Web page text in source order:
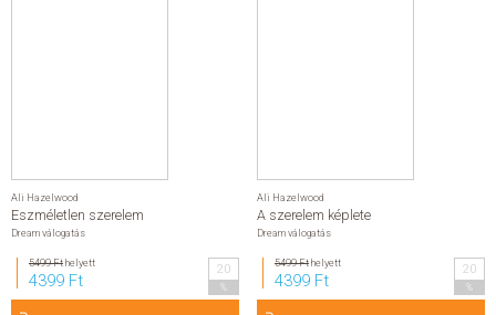
Ali Hazelwood
Eszméletlen szerelem
Dream válogatás
5499 Fthelyett
4399 Ft
20
Ali Hazelwood
A szerelem képlete
Dream válogatás
5499 Fthelyett
4399 Ft
20